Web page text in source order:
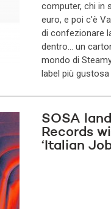
computer, chi in
euro, e poi c'è
di confezionare
dentro... un
mondo di
label più
SOSA
Records
‘Italian